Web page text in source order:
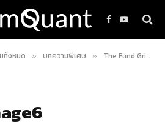
Facebook
YouTube
ทั้งหมด » บทความพิเศษ » The Fund Grid คู่มือวิเคราะห์กองทุน A.I., Algo, Robot โดย SiamQuant